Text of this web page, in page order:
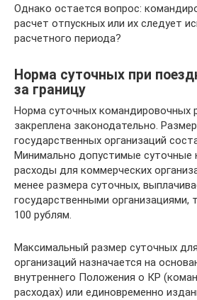
Однако остается вопрос:
расчет отпускных или их следует
расчетного периода?
Норма суточных при
за границу
Норма суточных командировочных
закреплена законодательно.
государственных организаций
Минимально допустимые суточные
расходы для коммерческих
менее размера суточных,
государственными организациями,
100 рублям.
Максимальный размер суточных
организаций назначается на
внутреннего Положения о КР
расходах) или единовременно